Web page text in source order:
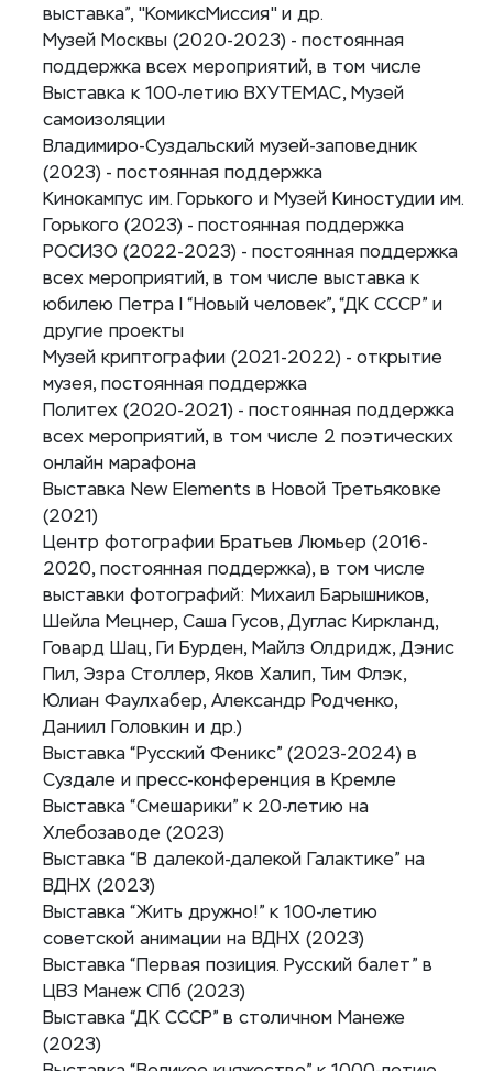
выставка”, "КомиксМиссия" и др.
Музей Москвы (2020-2023) - постоянная
поддержка всех мероприятий, в том числе
Выставка к 100-летию ВХУТЕМАС, Музей
самоизоляции
Владимиро-Суздальский музей-заповедник
(2023) - постоянная поддержка
Кинокампус им. Горького и Музей Киностудии им.
Горького (2023) - постоянная поддержка
РОСИЗО (2022-2023) - постоянная поддержка
всех мероприятий, в том числе выставка к
юбилею Петра I “Новый человек”, “ДК СССР” и
другие проекты
Музей криптографии (2021-2022) - открытие
музея, постоянная поддержка
Политех (2020-2021) - постоянная поддержка
всех мероприятий, в том числе 2 поэтических
онлайн марафона
Выставка New Elements в Новой Третьяковке
(2021)
Центр фотографии Братьев Люмьер (2016-
2020, постоянная поддержка), в том числе
выставки фотографий: Михаил Барышников,
Шейла Мецнер, Саша Гусов, Дуглас Киркланд,
Говард Шац, Ги Бурден, Майлз Олдридж, Дэнис
Пил, Эзра Столлер, Яков Халип, Тим Флэк,
Юлиан Фаулхабер, Александр Родченко,
Даниил Головкин и др.)
Выставка “Русский Феникс” (2023-2024) в
Суздале и пресс-конференция в Кремле
Выставка “Смешарики” к 20-летию на
Хлебозаводе (2023)
Выставка “В далекой-далекой Галактике” на
ВДНХ (2023)
Выставка “Жить дружно!” к 100-летию
советской анимации на ВДНХ (2023)
Выставка “Первая позиция. Русский балет” в
ЦВЗ Манеж СПб (2023)
Выставка “ДК СССР” в столичном Манеже
(2023)